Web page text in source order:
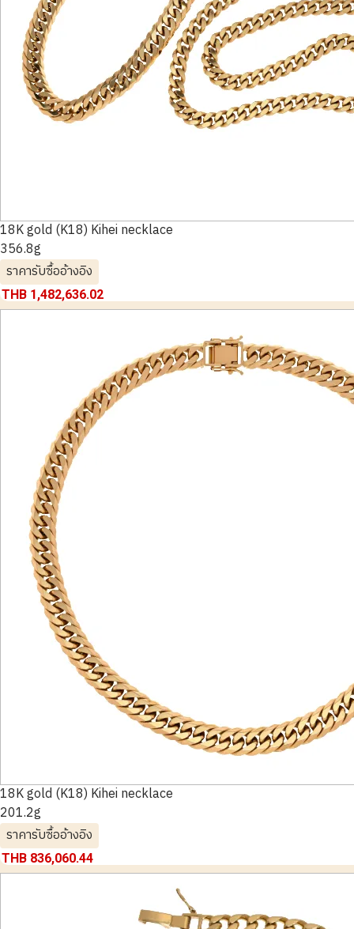
18K gold (K18) Kihei necklace
356.8g
ราคารับซื้ออ้างอิง
THB 1,482,636.02
18K gold (K18) Kihei necklace
201.2g
ราคารับซื้ออ้างอิง
THB 836,060.44